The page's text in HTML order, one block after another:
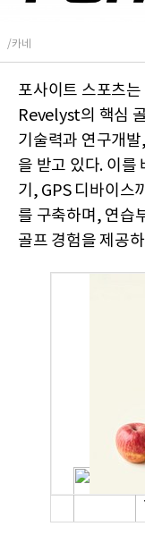
/카네
포사이트 스포츠
Revelyst의 핵심
기술력과 연구개
을 받고 있다. 이를
기, GPS 디바이스
를 구축하며, 연습
골프 경험을 제공